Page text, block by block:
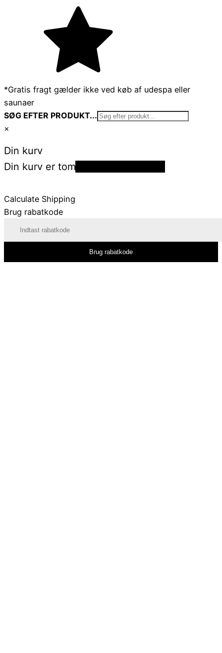
*Gratis fragt gælder ikke ved køb af udespa eller
saunaer
SØG EFTER PRODUKT...
×
Din kurv
Din kurv er tom
Calculate Shipping
Brug rabatkode
Brug rabatkode